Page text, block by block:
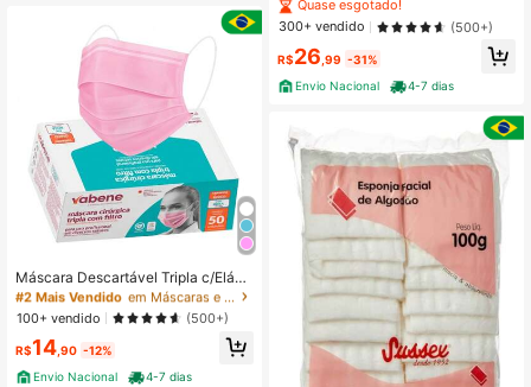
Máscara Descartável Tripla c/Elásti
co - Vabene
#2 Mais Vendido
em Máscaras e Acessórios
#2 Mais Vendido
em Máscaras e Acessórios
Quase esgotado!
#2 Mais Vendido
em Máscaras e Acessórios
Quase esgotado!
#2 Mais Vendido
em Máscaras e Acessórios
Quase esgotado!
100+ vendido (500+)
R$14 ,90 -12%
Envio Nacional
4-7 dias
Quase esgotado!
300+ vendido
(500+)
R$26 ,99 -31%
Envio Nacional
4-7 dias